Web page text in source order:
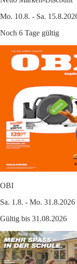
Mo. 10.8. - Sa.
Noch 6 Tage gültig
OBI
Sa. 1.8. - Mo. 31.8.2026
Gültig bis 31.08.2026